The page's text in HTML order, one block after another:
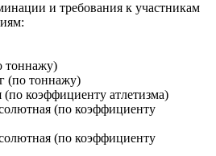
и требования к участникам
тоннажу)
(по тоннажу)
коэффициенту атлетизма)
(по коэффициенту
(по коэффициенту